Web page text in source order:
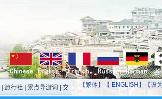
【繁体】【 ENGLISH 】【设
旅行社 景点导游词
交